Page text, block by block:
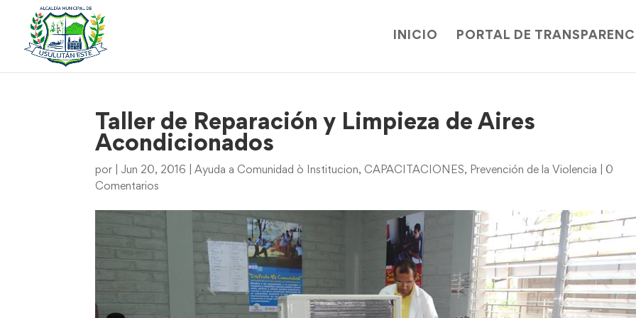
INICIO PORTAL DE
Taller de Reparación y Limpieza de Aires
Acondicionados
por Jun 20, 2016 |Ayuda a Comunidad ò Institucion, CAPACITACIONES, Prevención de la Violencia
0
Comentarios